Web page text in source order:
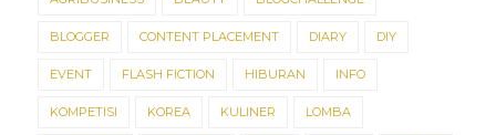
BLOGGER CONTENT PLACEMENT DIARY DIY
EVENT FLASH FICTION HIBURAN INFO
KOMPETISI KOREA KULINER LOMBA